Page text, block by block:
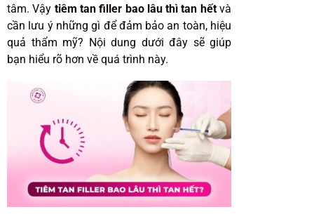
tâm. Vậy tiêm tan filler bao lâu thì tan hếtvà
cần lưu ý những gì để đảm bảo an toàn, hiệu
quả thẩm mỹ? Nội dung dưới đây sẽ giúp
bạn hiểu rõ hơn về quá trình này.